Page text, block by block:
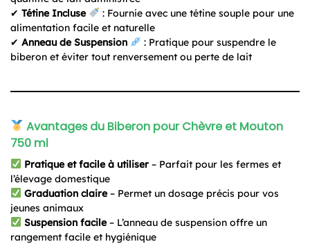
✔ Tétine Incluse
: Fournie avec une tétine souple pour une
alimentation facile et naturelle
✔ Anneau de Suspension
: Pratique pour suspendre le
biberon et éviter tout renversement ou perte de lait
Avantages du Biberon pour Chèvre et Mouton
750 ml
Pratique et facile à utiliser– Parfait pour les fermes et
l’élevage domestique
Graduation claire– Permet un dosage précis pour vos
jeunes animaux
Suspension facile– L’anneau de suspension offre un
rangement facile et hygiénique